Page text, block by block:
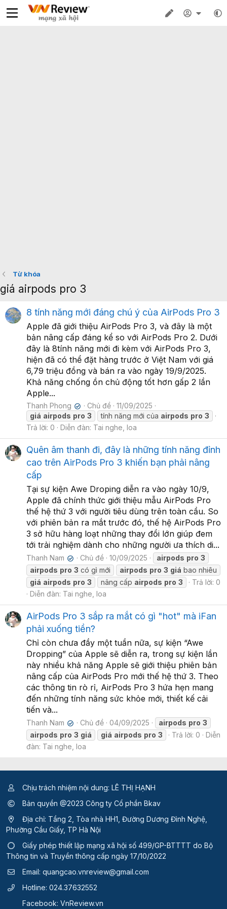
Từ khóa
giá airpods pro 3
8 tính năng mới đáng chú ý của AirPods Pro 3
Apple đã giới thiệu AirPods Pro 3, và đây là một
bản nâng cấp đáng kể so với AirPods Pro 2. Dưới
đây là 8tính năng mới đi kèm với AirPods Pro 3,
hiện đã có thể đặt hàng trước ở Việt Nam với giá
6,79 triệu đồng và bán ra vào ngày 19/9/2025.
Khả năng chống ồn chủ động tốt hơn gấp 2 lần
Apple...
Thanh Phong ✔ Chủ đề
11/09/2025
giá airpods pro 3 tính năng mới của airpods pro 3
Trả lời: 0
Diễn đàn: Tai nghe, loa
Quên âm thanh đi, đây là những tính năng đỉnh
cao trên AirPods Pro 3 khiến bạn phải nâng
cấp
Tại sự kiện Awe Droping diễn ra vào ngày 10/9,
Apple đã chính thức giới thiệu mẫu AirPods Pro
thế hệ thứ 3 với người tiêu dùng trên toàn cầu. So
với phiên bản ra mắt trước đó, thế hệ AirPods Pro
3 sở hữu hàng loạt những thay đổi lớn giúp đem
tới trải nghiệm dành cho những người ưa thích di...
Thanh Nam ✔ Chủ đề 10/09/2025 airpods pro 3
airpods pro 3 có gì mới airpods pro 3 giá bao nhiêu
giá airpods pro 3 nâng cấp airpods pro 3
Trả lời: 0
Diễn đàn: Tai nghe, loa
AirPods Pro 3 sắp ra mắt có gì "hot" mà iFan
phải xuống tiền?
Chỉ còn chưa đầy một tuần nữa, sự kiện “Awe
Dropping” của Apple sẽ diễn ra, trong sự kiện lần
này nhiều khả năng Apple sẽ giới thiệu phiên bản
nâng cấp của AirPods Pro mới thế hệ thứ 3. Theo
các thông tin rò rỉ, AirPods Pro 3 hứa hẹn mang
đến những tính năng sức khỏe mới, thiết kế cải
tiến và...
Thanh Nam ✔ Chủ đề 04/09/2025 airpods pro 3
airpods pro 3 giá giá airpods pro 3 Trả lời: 0
Diễn
đàn: Tai nghe, loa
Chịu trách nhiệm nội dung: LÊ THỊ HẠNH
Bản quyền @2023 Công ty Cổ phần Bkav
Địa chỉ: Tầng 2, Tòa nhà HH1, Đường Dương Đình Nghệ,
Phường Cầu Giấy, TP Hà Nội
Giấy phép thiết lập mạng xã hội số 499/GP-BTTTT do Bộ
Thông tin và Truyền thông cấp ngày 17/10/2022
Email: quangcao.vnreview@gmail.com
Hotline: 024.37632552
Facebook: VnReview.vn